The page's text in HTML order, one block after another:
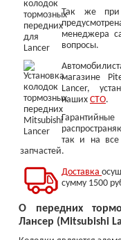
от
Так же при
менеджера
вопросы.
магазине
Lancer,
наших СТО.
так и на
запчастей.
Доставка
сумму 1500
О передних
Лансер (Mitsubishi